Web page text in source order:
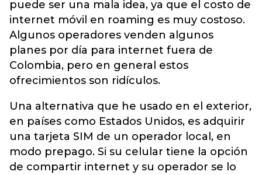
puede ser una mala idea, ya que el costo de
internet móvil en roaming es muy costoso.
Algunos operadores venden algunos
planes por día para internet fuera de
Colombia, pero en general estos
ofrecimientos son ridículos.
Una alternativa que he usado en el exterior,
en países como Estados Unidos, es adquirir
una tarjeta SIM de un operador local, en
modo prepago. Si su celular tiene la opción
de compartir internet y su operador se lo